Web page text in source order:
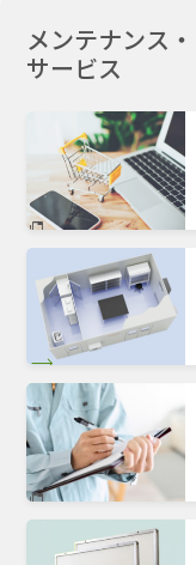
メンテナンス・
サービス